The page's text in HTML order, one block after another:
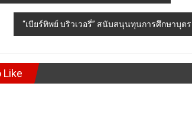
“เบียร์ทิพย์ บริวเวอรี่” สนับสนุนทุนการศึกษาบุต
Like